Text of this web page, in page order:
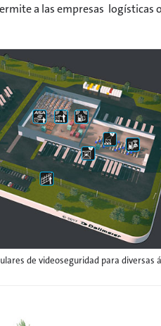
a las empresas
de videoseguridad para diversas